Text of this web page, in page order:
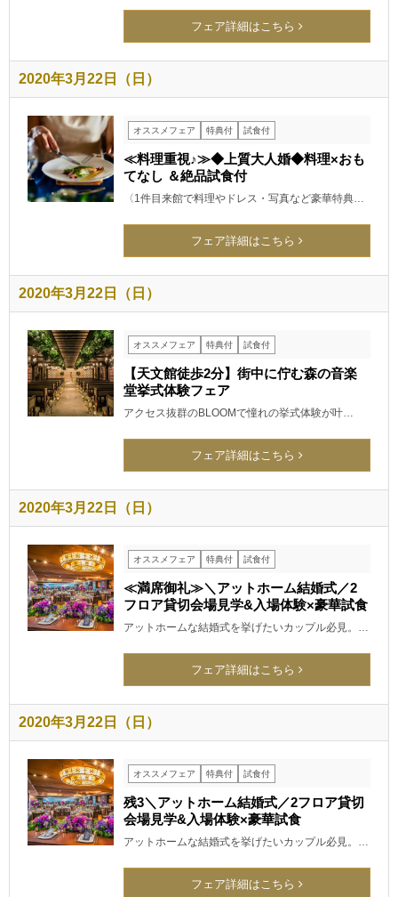
フェア詳細はこちら
2020年3月22日（日）
オススメフェア 特典付 試食付
≪料理重視♪≫◆上質大人婚◆料理×おも
てなし ＆絶品試食付
〈1件目来館で料理やドレス・写真など豪華特典…
フェア詳細はこちら
2020年3月22日（日）
オススメフェア 特典付 試食付
【天文館徒歩2分】街中に佇む森の音楽
堂挙式体験フェア
アクセス抜群のBLOOMで憧れの挙式体験が叶…
フェア詳細はこちら
2020年3月22日（日）
オススメフェア 特典付 試食付
≪満席御礼≫＼アットホーム結婚式／2
フロア貸切会場見学&入場体験×豪華試食
アットホームな結婚式を挙げたいカップル必見。…
フェア詳細はこちら
2020年3月22日（日）
オススメフェア 特典付 試食付
残3＼アットホーム結婚式／2フロア貸切
会場見学&入場体験×豪華試食
アットホームな結婚式を挙げたいカップル必見。…
フェア詳細はこちら